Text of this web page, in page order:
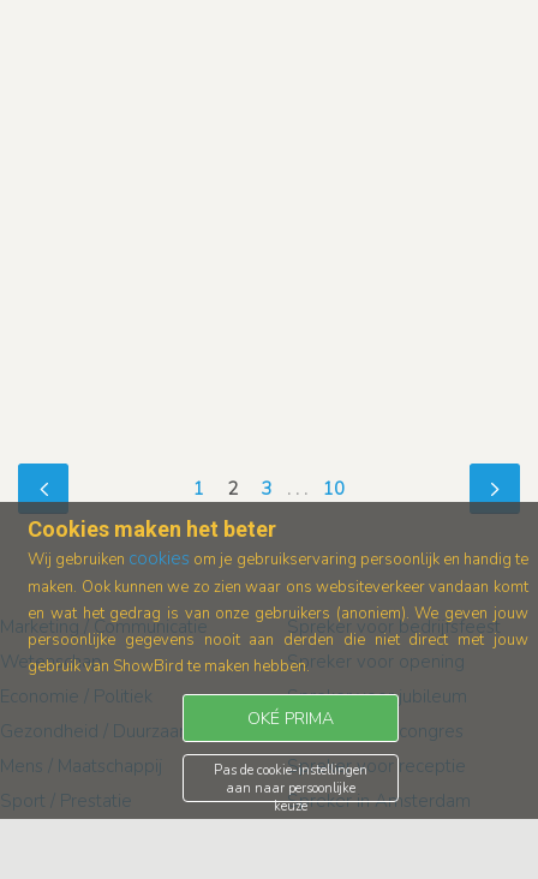
1 2 3 . . . 10
Marketing / Communicatie
Wetenschap
Economie / Politiek
Gezondheid / Duurzaamheid
Mens / Maatschappij
Sport / Prestatie
Spreker voor bedrijfsfeest
Spreker voor opening
Spreker voor jubileum
Spreker voor congres
Spreker voor receptie
Spreker in Amsterdam
Cookies maken het beter
Wij gebruiken cookies om je gebruikservaring persoonlijk en handig te
maken. Ook kunnen we zo zien waar onswebsiteverkeer vandaan komt
en wat het gedrag is van onze gebruikers (anoniem). We geven jouw
persoonlijke gegevens nooit aan derden die niet direct met jouw
gebruik van ShowBird te maken hebben.
OKÉ PRIMA
Pas de cookie-instellingen
aan naar persoonlijke
keuze